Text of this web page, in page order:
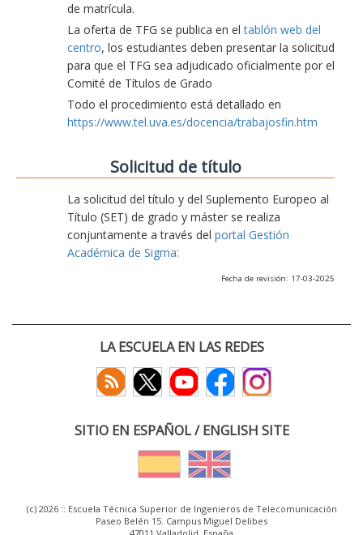
de matrícula.
La oferta de TFG se publica en eltablón web del
centro, los estudiantes deben presentar la solicitud
para que el TFG sea adjudicado oficialmente por el
Comité de Títulos de Grado
Todo el procedimiento está detallado en
https://www.tel.uva.es/docencia/trabajosfin.htm
Solicitud de título
La solicitud del título y del Suplemento Europeo al
Título (SET) de grado y máster se realiza
conjuntamente a través del portal Gestión
Académica de Sigma:
Fecha de revisión: 17-03-2025
LA ESCUELA EN LAS REDES
SITIO EN ESPAÑOL / ENGLISH SITE
(c) 2026 :: Escuela Técnica Superior de Ingenieros de Telecomunicación
Paseo Belén 15. Campus Miguel Delibes